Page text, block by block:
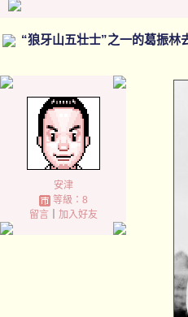
“狼牙山五壮士”之一的葛振林
安津
等級：8
留言｜ 加入好友